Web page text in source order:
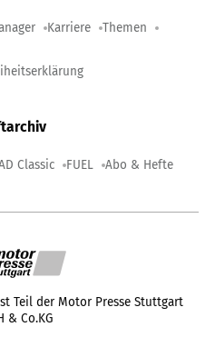
Karriere Themen
Classic FUEL Abo & Hefte
Teil der Motor Presse Stuttgart
& Co.KG